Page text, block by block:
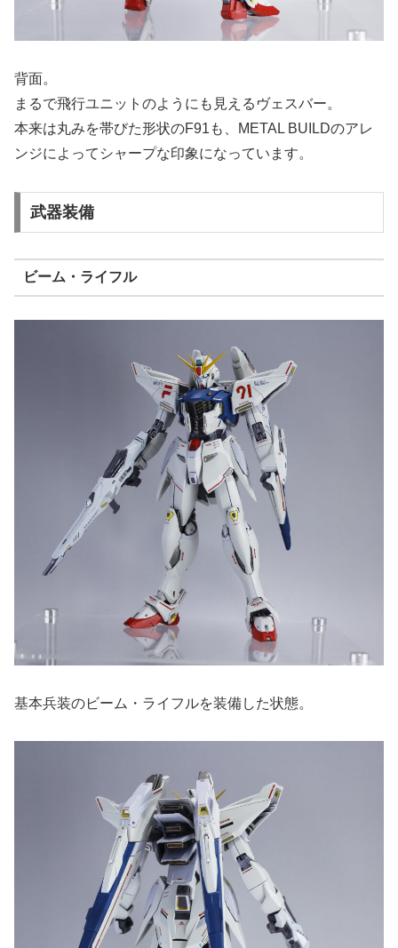
背面。
まるで飛行ユニットのようにも見えるヴェスバー。
本来は丸みを帯びた形状のF91も、METAL BUILDのアレ
ンジによってシャープな印象になっています。
武器装備
ビーム・ライフル
基本兵装のビーム・ライフルを装備した状態。